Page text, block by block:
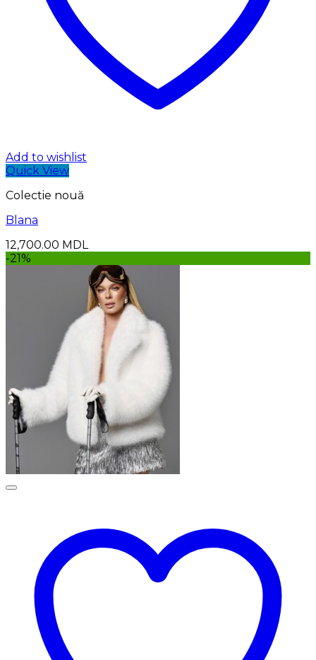
Add to wishlist
Quick View
Colectie nouă
Blana
12,700.00 MDL
-21%